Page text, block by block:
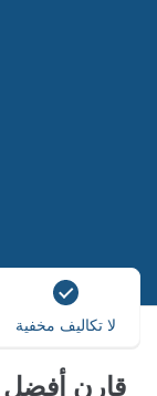
لا تكاليف مخفية
قارن أفضل